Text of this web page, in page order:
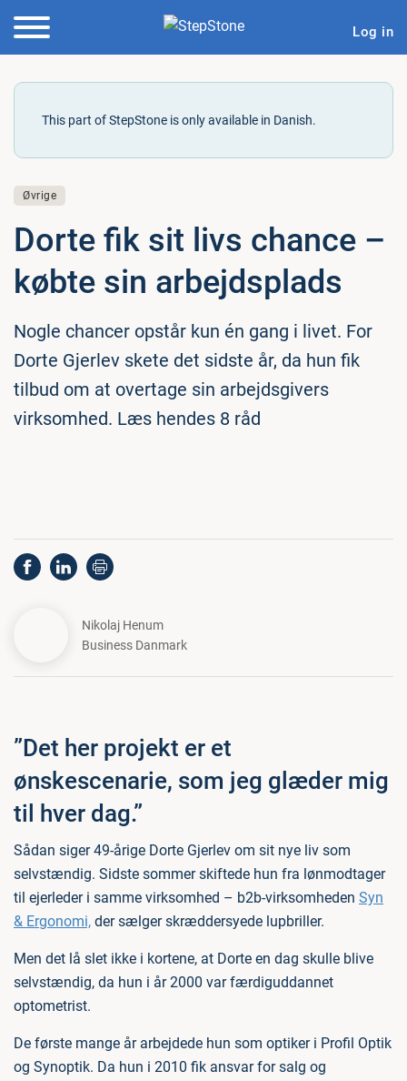
Log in
This part of StepStone is only available in Danish.
Øvrige
Dorte fik sit livs chance –
købte sin ar­bejds­plads
Nogle chancer opstår kun én gang i livet. For
Dorte Gjerlev skete det sidste år, da hun fik
tilbud om at overtage sin arbejdsgivers
virksomhed. Læs hendes 8 råd
Nikolaj Henum
Business Danmark
”Det her projekt er et
ønskescenarie, som jeg glæder mig
til hver dag.”
Sådan siger 49-årige Dorte Gjerlev om sit nye liv som
selvstændig. Sidste sommer skiftede hun fra lønmodtager
til ejerleder i samme virksomhed – b2b-virksomheden Syn
& Ergonomi, der sælger skræddersyede lupbriller.
Men det lå slet ikke i kortene, at Dorte en dag skulle blive
selvstændig, da hun i år 2000 var færdiguddannet
optometrist.
De første mange år arbejdede hun som optiker i Profil Optik
og Synoptik. Da hun i 2010 fik ansvar for salg og